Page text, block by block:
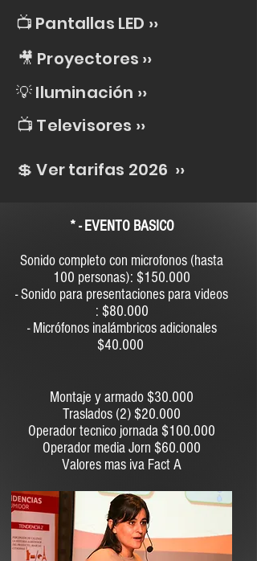
📺 Pantallas LED ››
🎥 Proyectores ››
💡 Iluminación ››
📺 Televisores ››
💲 Ver tarifas 2026 ››
* - EVENTO BASICO
Sonido completo con microfonos (hasta
100 personas): $150.000
- Sonido para presentaciones para videos
: $80.000
- Micrófonos inalámbricos adicionales
$40.000
Montaje y armado $30.000
Traslados (2) $20.000
Operador tecnico jornada $100.000
Operador media Jorn $60.000
Valores mas iva Fact A